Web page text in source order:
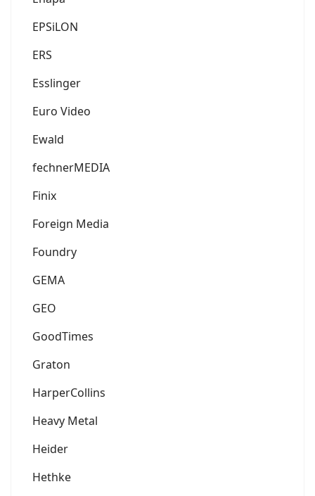
EPSiLON
ERS
Esslinger
Euro Video
Ewald
fechnerMEDIA
Finix
Foreign Media
Foundry
GEMA
GEO
GoodTimes
Graton
HarperCollins
Heavy Metal
Heider
Hethke